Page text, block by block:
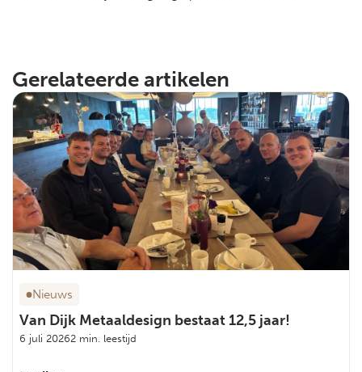
Gerelateerde artikelen
Nieuws
Van Dijk Metaaldesign bestaat 12,5 jaar!
6 juli 20262 min. leestijd